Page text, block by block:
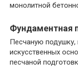
монолитной
Фундаментная
Песчаную подушку,
искусственных
песчаной